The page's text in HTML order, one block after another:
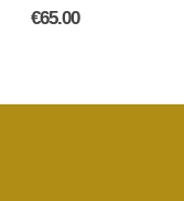
out of 5
€65.00